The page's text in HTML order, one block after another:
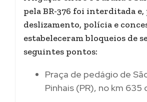
pela BR-376 foi interditada
deslizamento, polícia e
estabeleceram bloqueios de
seguintes pontos:
Praça de pedágio de
Pinhais (PR), no km 635